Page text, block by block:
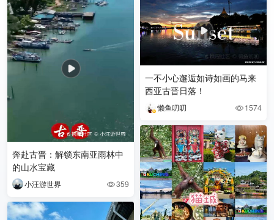
奔赴古晋：解锁东南亚雨林中
的山水宝藏
小汪游世界 359
一不小心邂逅如诗如画的马来
西亚古晋日落！
懒鱼叨叨  1574